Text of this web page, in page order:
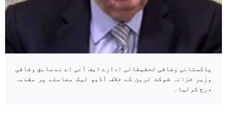
پاکستانی وفاقی تحقیقاتی ادارے ایف آئی اے نے سابق وفاقی
وزیر خزانہ شوکت ترین کے خلاف آڈیو لیک معاملے پر مقدمہ
درج کرلیا۔